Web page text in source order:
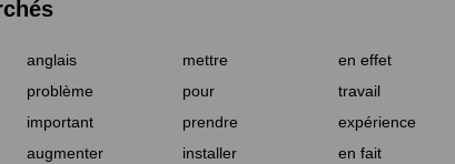
anglais mettre en effet
problème pour travail
important prendre expérience
augmenter installer en fait